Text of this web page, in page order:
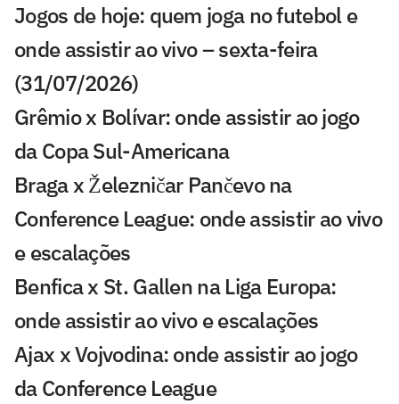
Jogos de hoje: quem joga no futebol e
onde assistir ao vivo – sexta-feira
(31/07/2026)
Grêmio x Bolívar: onde assistir ao jogo
da Copa Sul-Americana
Braga x Železničar Pančevo na
Conference League: onde assistir ao vivo
e escalações
Benfica x St. Gallen na Liga Europa:
onde assistir ao vivo e escalações
Ajax x Vojvodina: onde assistir ao jogo
da Conference League